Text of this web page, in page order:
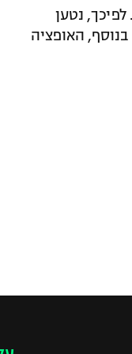
נטען
האופציה